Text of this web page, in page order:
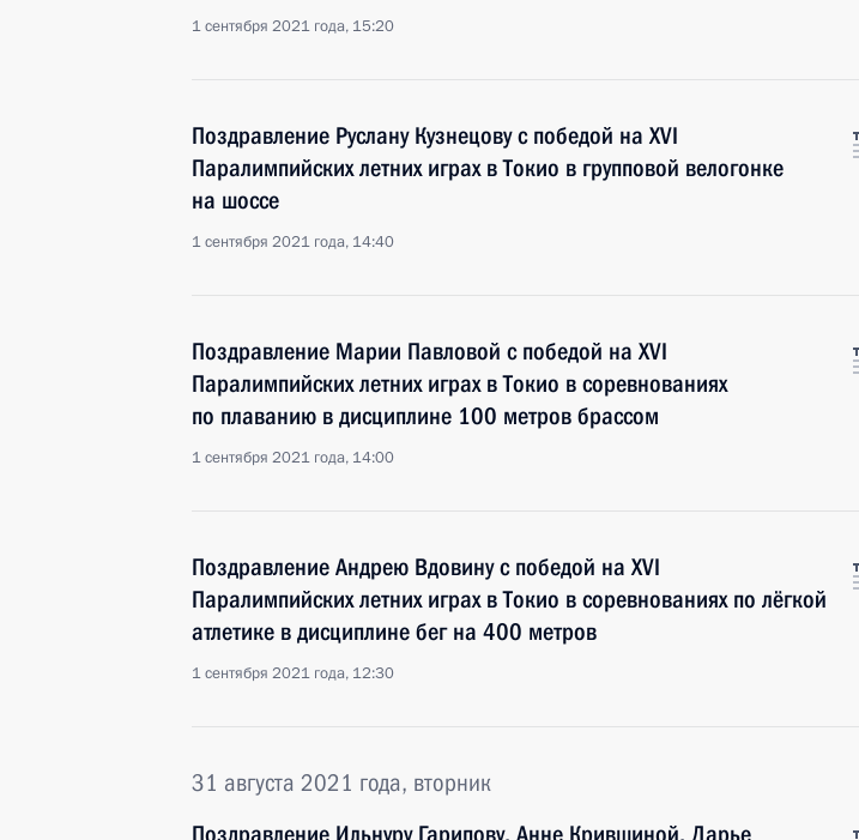
1 сентября 2021 года, 15:20
Поздравление Руслану Кузнецову с победой на XVI
Паралимпийских летних играх в Токио в групповой велогонке
на шоссе
1 сентября 2021 года, 14:40
Поздравление Марии Павловой с победой на XVI
Паралимпийских летних играх в Токио в соревнованиях
по плаванию в дисциплине 100 метров брассом
1 сентября 2021 года, 14:00
Поздравление Андрею Вдовину с победой на XVI
Паралимпийских летних играх в Токио в соревнованиях по лёгкой
атлетике в дисциплине бег на 400 метров
1 сентября 2021 года, 12:30
31 августа 2021 года, вторник
Поздравление Ильнуру Гарипову, Анне Крившиной, Дарье